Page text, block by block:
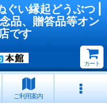
ぐい縁起どうぶつ |
品、贈答品等オン
です
カート
ご利用案内